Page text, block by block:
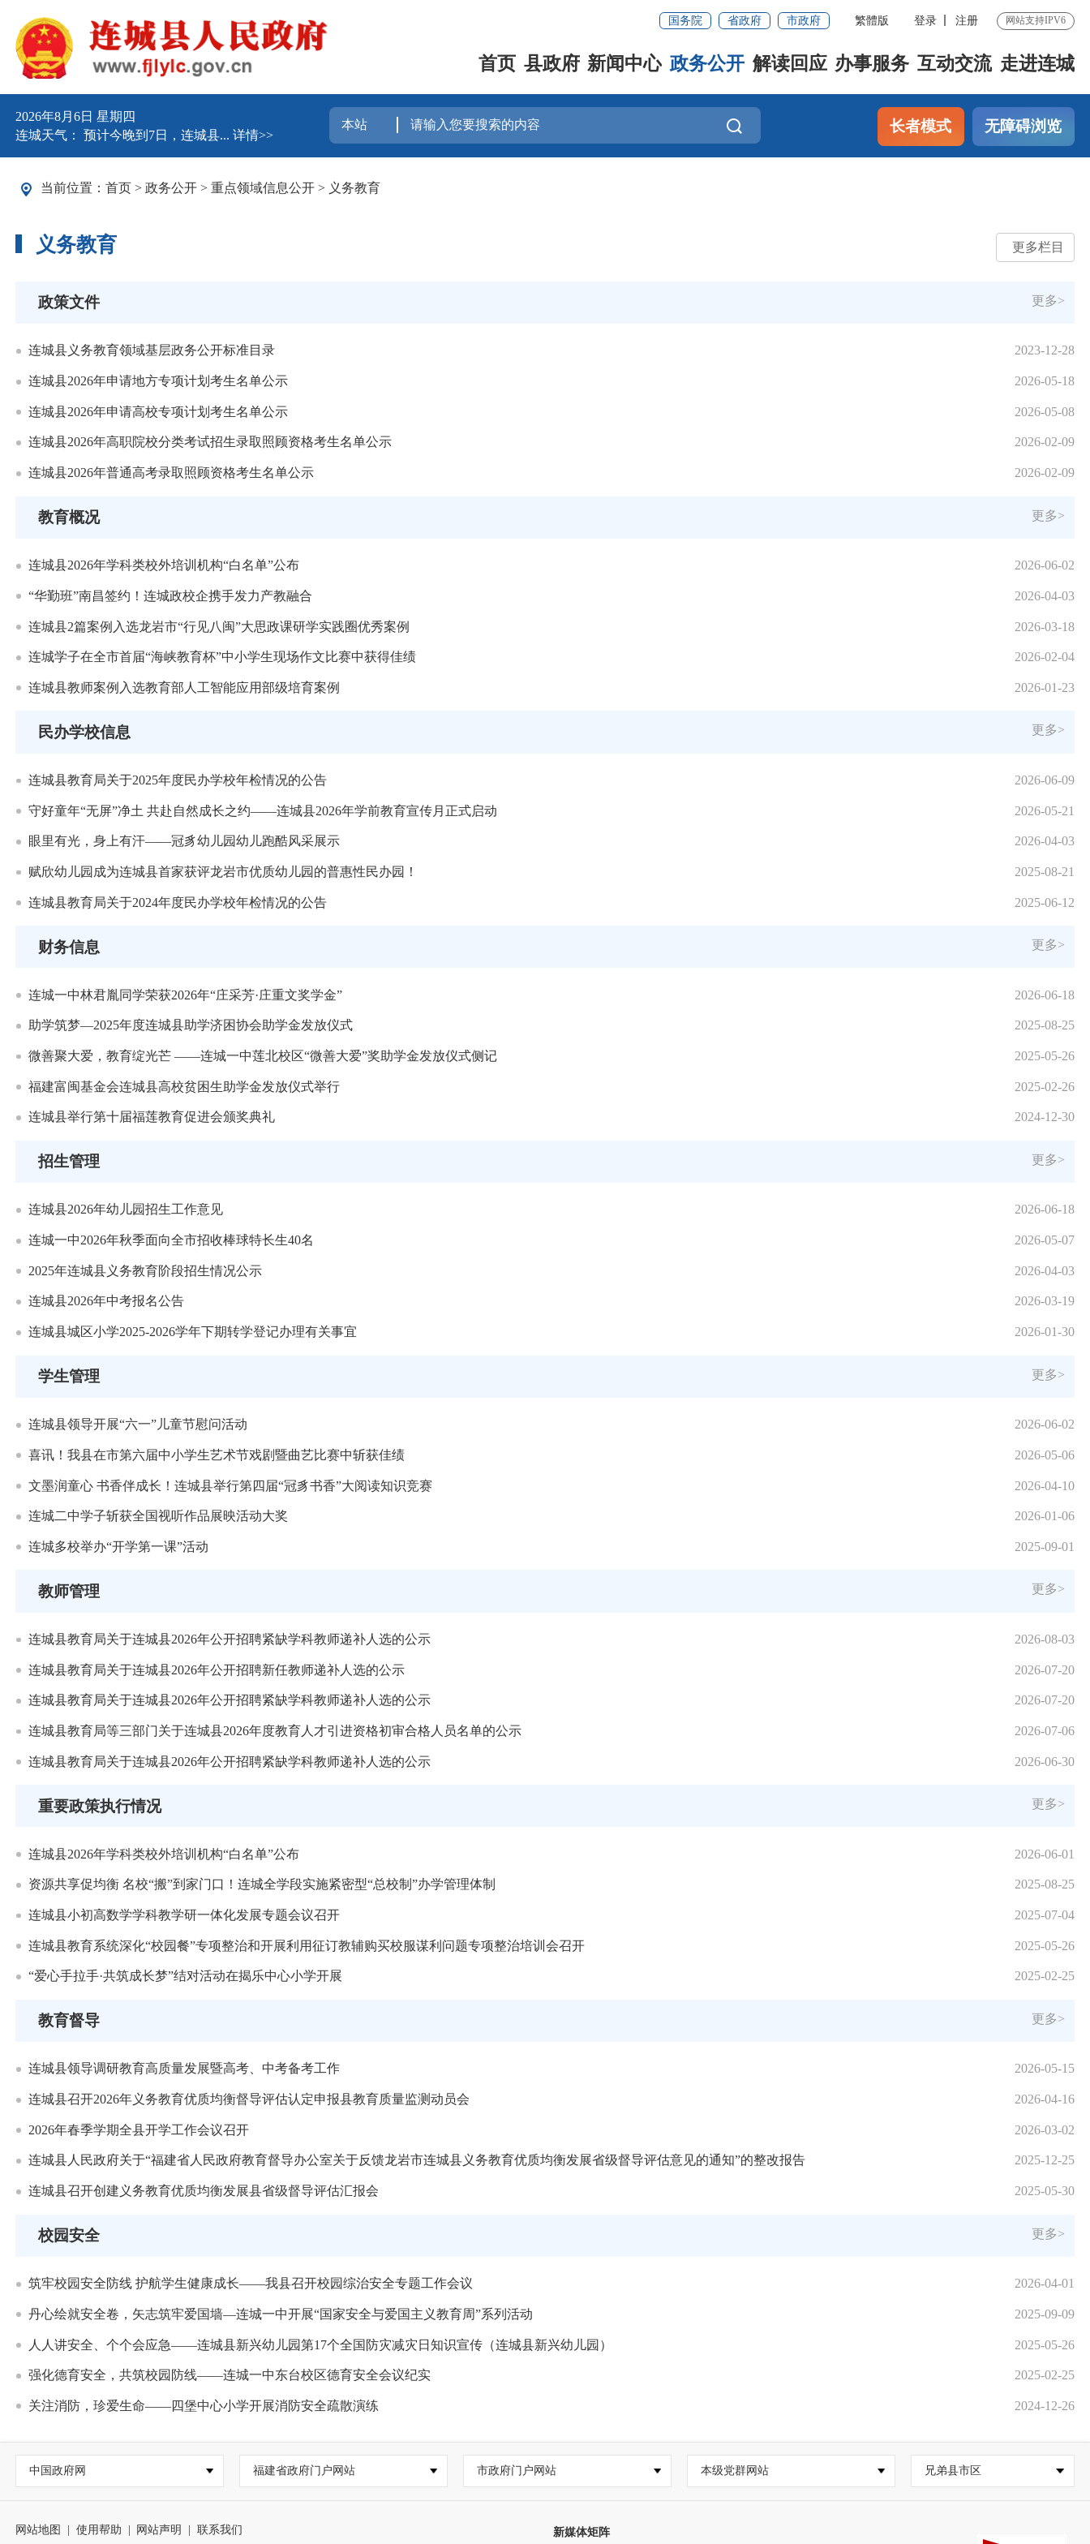
国务院 省政府 市政府 繁體版 登录 注册 网站支持IPV6
首页 县政府 新闻中心 政务公开 解读回应 办事服务 互动交流 走进连城
2026年8月6日 星期四
连城天气： 预计今晚到7日，连城县...详情>>
长者模式 无障碍浏览
当前位置： 首页 > 政务公开 > 重点领域信息公开 > 义务教育
义务教育 更多栏目
政策文件 更多>
连城县义务教育领域基层政务公开标准目录 2023-12-28
连城县2026年申请地方专项计划考生名单公示 2026-05-18
连城县2026年申请高校专项计划考生名单公示 2026-05-08
连城县2026年高职院校分类考试招生录取照顾资格考生名单公示 2026-02-09
连城县2026年普通高考录取照顾资格考生名单公示 2026-02-09
教育概况 更多>
连城县2026年学科类校外培训机构“白名单”公布 2026-06-02
“华勤班”南昌签约！连城政校企携手发力产教融合 2026-04-03
连城县2篇案例入选龙岩市“行见八闽”大思政课研学实践圈优秀案例 2026-03-18
连城学子在全市首届“海峡教育杯”中小学生现场作文比赛中获得佳绩 2026-02-04
连城县教师案例入选教育部人工智能应用部级培育案例 2026-01-23
民办学校信息 更多>
连城县教育局关于2025年度民办学校年检情况的公告 2026-06-09
守好童年“无屏”净土 共赴自然成长之约——连城县2026年学前教育宣传月正式启动 2026-05-21
眼里有光，身上有汗——冠豸幼儿园幼儿跑酷风采展示 2026-04-03
赋欣幼儿园成为连城县首家获评龙岩市优质幼儿园的普惠性民办园！ 2025-08-21
连城县教育局关于2024年度民办学校年检情况的公告 2025-06-12
财务信息 更多>
连城一中林君胤同学荣获2026年“庄采芳·庄重文奖学金” 2026-06-18
助学筑梦—2025年度连城县助学济困协会助学金发放仪式 2025-08-25
微善聚大爱，教育绽光芒 ——连城一中莲北校区“微善大爱”奖助学金发放仪式侧记 2025-05-26
福建富闽基金会连城县高校贫困生助学金发放仪式举行 2025-02-26
连城县举行第十届福莲教育促进会颁奖典礼 2024-12-30
招生管理 更多>
连城县2026年幼儿园招生工作意见 2026-06-18
连城一中2026年秋季面向全市招收棒球特长生40名 2026-05-07
2025年连城县义务教育阶段招生情况公示 2026-04-03
连城县2026年中考报名公告 2026-03-19
连城县城区小学2025-2026学年下期转学登记办理有关事宜 2026-01-30
学生管理 更多>
连城县领导开展“六一”儿童节慰问活动 2026-06-02
喜讯！我县在市第六届中小学生艺术节戏剧暨曲艺比赛中斩获佳绩 2026-05-06
文墨润童心 书香伴成长！连城县举行第四届“冠豸书香”大阅读知识竞赛 2026-04-10
连城二中学子斩获全国视听作品展映活动大奖 2026-01-06
连城多校举办“开学第一课”活动 2025-09-01
教师管理 更多>
连城县教育局关于连城县2026年公开招聘紧缺学科教师递补人选的公示 2026-08-03
连城县教育局关于连城县2026年公开招聘新任教师递补人选的公示 2026-07-20
连城县教育局关于连城县2026年公开招聘紧缺学科教师递补人选的公示 2026-07-20
连城县教育局等三部门关于连城县2026年度教育人才引进资格初审合格人员名单的公示 2026-07-06
连城县教育局关于连城县2026年公开招聘紧缺学科教师递补人选的公示 2026-06-30
重要政策执行情况 更多>
连城县2026年学科类校外培训机构“白名单”公布 2026-06-01
资源共享促均衡 名校“搬”到家门口！连城全学段实施紧密型“总校制”办学管理体制 2025-08-25
连城县小初高数学学科教学研一体化发展专题会议召开 2025-07-04
连城县教育系统深化“校园餐”专项整治和开展利用征订教辅购买校服谋利问题专项整治培训会召开 2025-05-26
“爱心手拉手·共筑成长梦”结对活动在揭乐中心小学开展 2025-02-25
教育督导 更多>
连城县领导调研教育高质量发展暨高考、中考备考工作 2026-05-15
连城县召开2026年义务教育优质均衡督导评估认定申报县教育质量监测动员会 2026-04-16
2026年春季学期全县开学工作会议召开 2026-03-02
连城县人民政府关于“福建省人民政府教育督导办公室关于反馈龙岩市连城县义务教育优质均衡发展省级督导评估意见的通知”的整改报告 2025-12-25
连城县召开创建义务教育优质均衡发展县省级督导评估汇报会 2025-05-30
校园安全 更多>
筑牢校园安全防线 护航学生健康成长——我县召开校园综治安全专题工作会议 2026-04-01
丹心绘就安全卷，矢志筑牢爱国墙—连城一中开展“国家安全与爱国主义教育周”系列活动 2025-09-09
人人讲安全、个个会应急——连城县新兴幼儿园第17个全国防灾减灾日知识宣传（连城县新兴幼儿园） 2025-05-26
强化德育安全，共筑校园防线——连城一中东台校区德育安全会议纪实 2025-02-25
关注消防，珍爱生命——四堡中心小学开展消防安全疏散演练 2024-12-26
中国政府网 福建省政府门户网站 市政府门户网站 本级党群网站 兄弟县市区
网站地图 使用帮助 网站声明 联系我们 新媒体矩阵